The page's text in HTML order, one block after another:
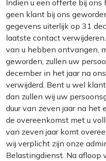
Indien u een offerte bij ons
geen klant bij ons
gegevens uiterlijk op 31
laatste contact
van u hebben ontvangen,
geworden, zullen uw
december in het jaar na
verwijderd. Bent u wel
dan zullen wij uw
duur van zeven jaar na het
de overeenkomst met u
van zeven jaar komt
wij verplicht zijn onze
Belastingdienst. Na afloop